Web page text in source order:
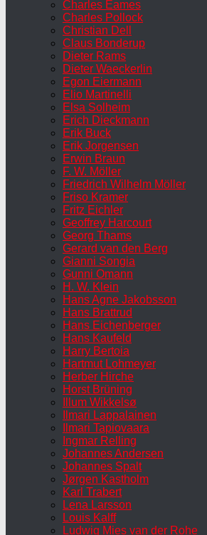
Charles Eames
Charles Pollock
Christian Dell
Claus Bonderup
Dieter Rams
Dieter Waeckerlin
Egon Eiermann
Elio Martinelli
Elsa Solheim
Erich Dieckmann
Erik Buck
Erik Jorgensen
Erwin Braun
F. W. Möller
Friedrich Wilhelm Möller
Friso Kramer
Fritz Eichler
Geoffrey Harcourt
Georg Thams
Gerard van den Berg
Gianni Songia
Gunni Omann
H. W. Klein
Hans Agne Jakobsson
Hans Brattrud
Hans Eichenberger
Hans Kaufeld
Harry Bertoia
Hartmut Lohmeyer
Herber Hirche
Horst Brüning
Illum Wikkelsø
Ilmari Lappalainen
Ilmari Tapiovaara
Ingmar Relling
Johannes Andersen
Johannes Spalt
Jørgen Kastholm
Karl Trabert
Lena Larsson
Louis Kalff
Ludwig Mies van der Rohe